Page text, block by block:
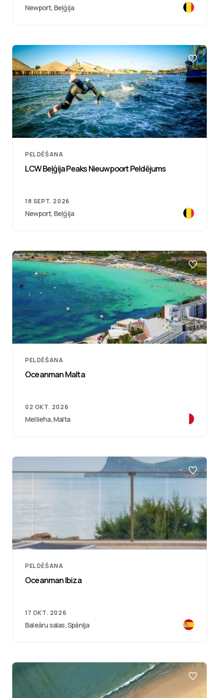
Newport, Beļģija
PELDĒŠANA
LCW Beļģija Peaks Nieuwpoort Peldējums
18 SEPT. 2026
Newport, Beļģija
PELDĒŠANA
Oceanman Malta
02 OKT. 2026
Mellieħa, Malta
PELDĒŠANA
Oceanman Ibiza
17 OKT. 2026
Baleāru salas, Spānija